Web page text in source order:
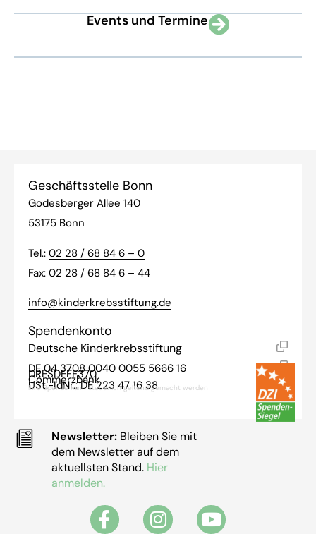
Events und Termine
Geschäftsstelle Bonn
Godesberger Allee 140
53175 Bonn
Tel.: 02 28 / 68 84 6 – 0
Fax: 02 28 / 68 84 6 – 44
info@kinderkrebsstiftung.de
Spendenkonto
Deutsche Kinderkrebsstiftung
DE 04 3708 0040 0055 5666 16
DRESDEFF370
Commerzbank
USt.-IdNr.: DE 223 47 16 38
Ihre Spende kann steuerlich geltend gemacht werden
Newsletter:Bleiben Sie mit
dem Newsletter auf dem
aktuellsten Stand. Hier
anmelden.